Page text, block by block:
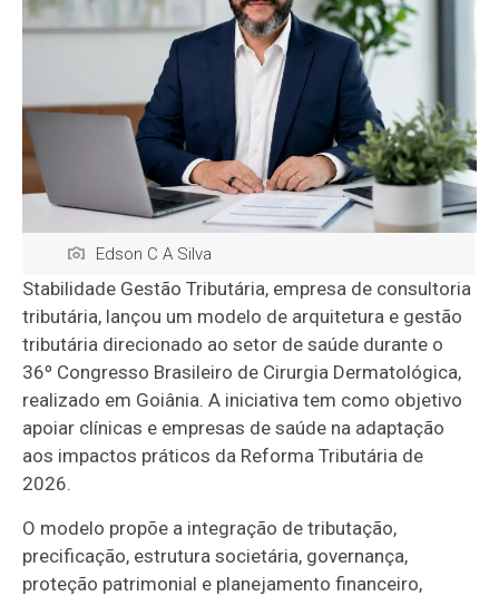
Edson C A Silva
Stabilidade Gestão Tributária, empresa de consultoria
tributária, lançou um modelo de arquitetura e gestão
tributária direcionado ao setor de saúde durante o
36º Congresso Brasileiro de Cirurgia Dermatológica,
realizado em Goiânia. A iniciativa tem como objetivo
apoiar clínicas e empresas de saúde na adaptação
aos impactos práticos da Reforma Tributária de
2026.
O modelo propõe a integração de tributação,
precificação, estrutura societária, governança,
proteção patrimonial e planejamento financeiro,